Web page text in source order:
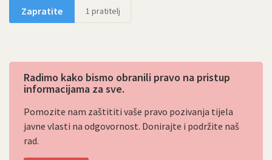
Zapratite 1 pratitelj
Radimo kako bismo obranili pravo na pristup
informacijama za sve.
Pomozite nam zaštititi vaše pravo pozivanja tijela
javne vlasti na odgovornost. Donirajte i podržite naš
rad.